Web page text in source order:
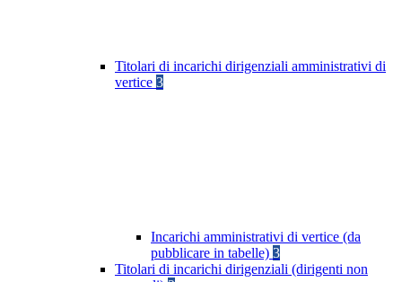
Titolari di incarichi dirigenziali amministrativi di
vertice 3
Incarichi amministrativi di vertice (da
pubblicare in tabelle) 3
Titolari di incarichi dirigenziali (dirigenti non